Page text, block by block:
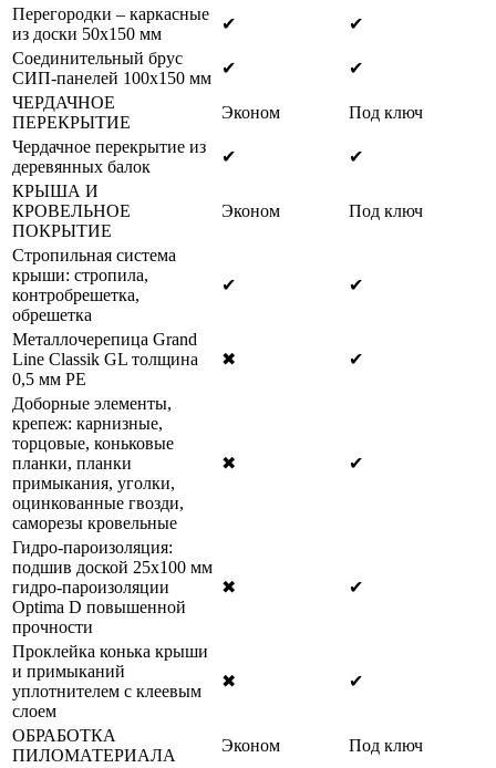
Перегородки – каркасные
из доски 50х150 мм
✔
✔
Соединительный брус
СИП-панелей 100х150 мм
✔
✔
ЧЕРДАЧНОЕ
ПЕРЕКРЫТИЕ
Эконом
Под ключ
Чердачное перекрытие из
деревянных балок
✔
✔
КРЫША И
КРОВЕЛЬНОЕ
ПОКРЫТИЕ
Эконом Под ключ
Стропильная система
крыши: стропила,
контробрешетка,
обрешетка
✔ ✔
Металлочерепица Grand
Line Classik GL толщина
0,5 мм РЕ
✖ ✔
Доборные элементы,
крепеж: карнизные,
торцовые, коньковые
планки, планки
примыкания, уголки,
оцинкованные гвозди,
саморезы кровельные
✖ ✔
Гидро-пароизоляция:
подшив доской 25х100 мм
гидро-пароизоляции
Optima D повышенной
прочности
✖ ✔
Проклейка конька крыши
и примыканий
уплотнителем с клеевым
слоем
✖ ✔
ОБРАБОТКА
ПИЛОМАТЕРИАЛА
Эконом
Под ключ